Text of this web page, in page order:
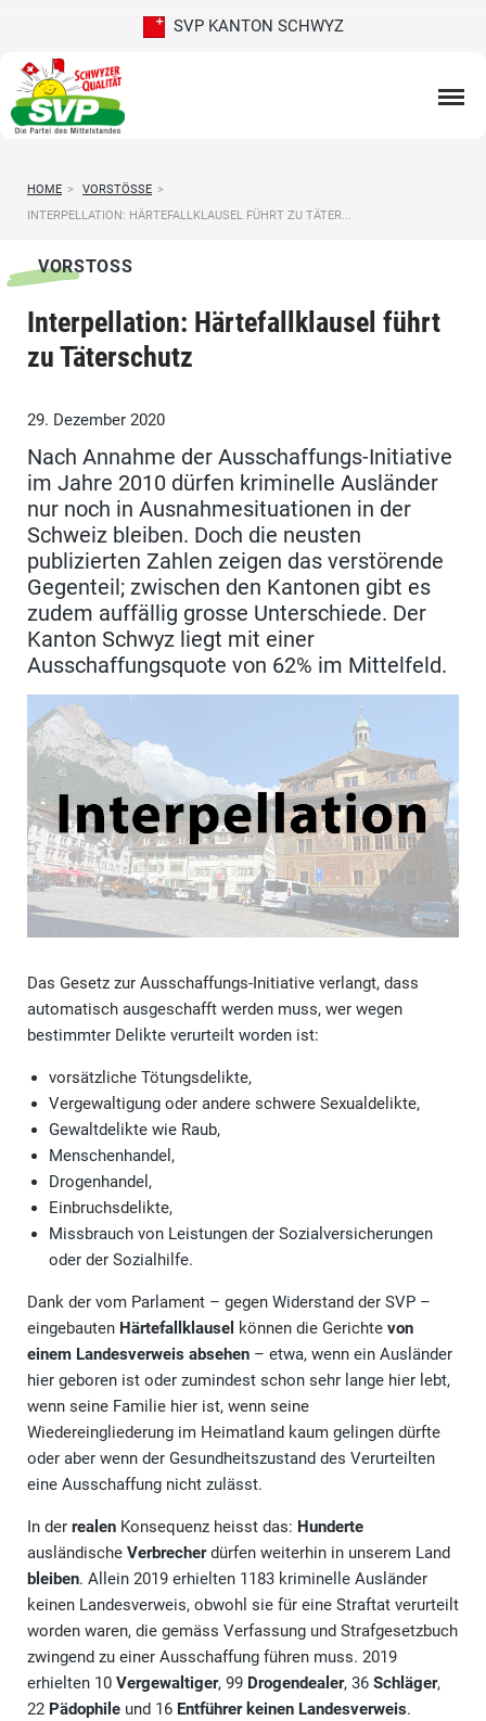
SVP KANTON SCHWYZ
HOME > VORSTÖSSE >
INTERPELLATION: HÄRTEFALLKLAUSEL FÜHRT ZU TÄTER...
VORSTOSS
Interpellation: Härtefallklausel führt
zu Täterschutz
29. Dezember 2020
Nach Annahme der Ausschaffungs-Initiative
im Jahre 2010 dürfen kriminelle Ausländer
nur noch in Ausnahmesituationen in der
Schweiz bleiben. Doch die neusten
publizierten Zahlen zeigen das verstörende
Gegenteil; zwischen den Kantonen gibt es
zudem auffällig grosse Unterschiede. Der
Kanton Schwyz liegt mit einer
Ausschaffungsquote von 62% im Mittelfeld.
Das Gesetz zur Ausschaffungs-Initiative verlangt, dass
automatisch ausgeschafft werden muss, wer wegen
bestimmter Delikte verurteilt worden ist:
vorsätzliche Tötungsdelikte,
Vergewaltigung oder andere schwere Sexualdelikte,
Gewaltdelikte wie Raub,
Menschenhandel,
Drogenhandel,
Einbruchsdelikte,
Missbrauch von Leistungen der Sozialversicherungen
oder der Sozialhilfe.
Dank der vom Parlament – gegen Widerstand der SVP –
eingebauten Härtefallklausel können die Gerichte von
einem Landesverweis absehen – etwa, wenn ein Ausländer
hier geboren ist oder zumindest schon sehr lange hier lebt,
wenn seine Familie hier ist, wenn seine
Wiedereingliederung im Heimatland kaum gelingen dürfte
oder aber wenn der Gesundheitszustand des Verurteilten
eine Ausschaffung nicht zulässt.
In der realen Konsequenz heisst das: Hunderte
ausländische Verbrecherdürfen weiterhin in unserem Land
bleiben. Allein 2019 erhielten 1183 kriminelle Ausländer
keinen Landesverweis, obwohl sie für eine Straftat verurteilt
worden waren, die gemäss Verfassung und Strafgesetzbuch
zwingend zu einer Ausschaffung führen muss. 2019
erhielten 10 Vergewaltiger, 99 Drogendealer, 36 Schläger,
22 Pädophile und 16 Entführer keinen Landesverweis.